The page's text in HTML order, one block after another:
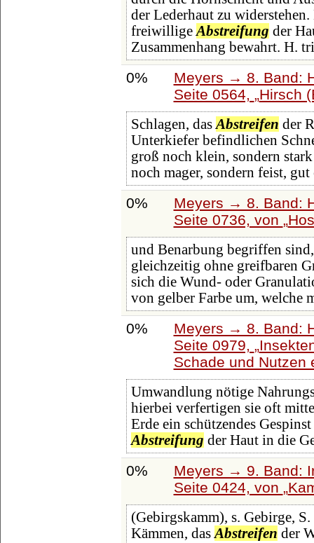
der Lederhaut zu
freiwillige Abstreifung der
Zusammenhang bewahrt. H.
0%
Meyers → 8. Band:
Seite 0564,
Hirsch
Schlagen, das Abstreifen der
Unterkiefer befindlichen
groß noch klein, sondern
noch mager, sondern feist, gut
0%
Meyers → 8. Band:
Seite 0736, von
und Benarbung begriffen
gleichzeitig ohne greifbaren
sich die Wund- oder
von gelber Farbe um, welche
0%
Meyers → 8. Band:
Seite 0979,
Schade und Nutzen
Umwandlung nötige
hierbei verfertigen sie oft
Erde ein schützendes
Abstreifung der Haut in die
0%
Meyers → 9. Band:
Seite 0424, von
(Gebirgskamm), s. Gebirge,
Kämmen, das Abstreifen der